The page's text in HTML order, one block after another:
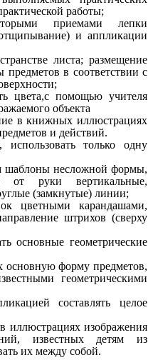
работы;
приемами лепки
и аппликации
листа; размещение
в соответствии с
цвета,с помощью учителя
объекта
в книжных иллюстрациях
и действий.
использовать только одну
шаблоны несложной формы,
от руки вертикальные,
(замкнутые) линии;
цветными карандашами,
штрихов (сверху
основные геометрические
основную форму предметов,
геометрическими
составлять целое
в иллюстрациях изображения
известных детям из
их между собой.